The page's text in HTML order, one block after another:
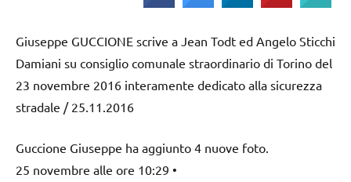
Giuseppe GUCCIONE scrive a Jean Todt ed Angelo Sticchi
Damiani su consiglio comunale straordinario di Torino del
23 novembre 2016 interamente dedicato alla sicurezza
stradale / 25.11.2016
Guccione Giuseppe ha aggiunto 4 nuove foto.
25 novembre alle ore 10:29 •